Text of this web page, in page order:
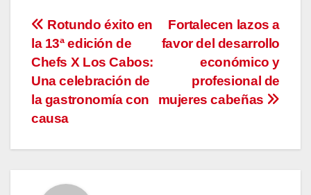
Navegación
de
entradas
Fortalecen lazos a
favor del desarrollo
económico y
profesional de
mujeres cabeñas
Rotundo éxito en
la 13ª edición de
Chefs X Los Cabos:
Una celebración de
la gastronomía con
causa